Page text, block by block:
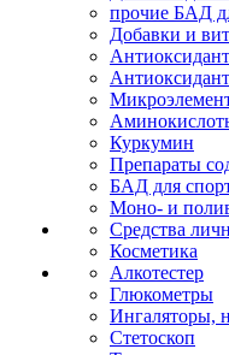
прочие БАД
Добавки и
Куркумин
Препараты
БАД для
Моно- и
Средства
Косметика
Алкотестер
Глюкометры
Ингаляторы,
Стетоскоп